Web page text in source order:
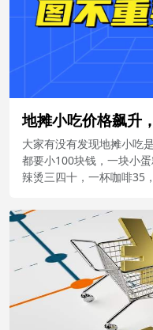
地摊小吃价格飙升
大家有没有发现地摊小吃
都要小100块钱，一块小
辣烫三四十，一杯咖啡35